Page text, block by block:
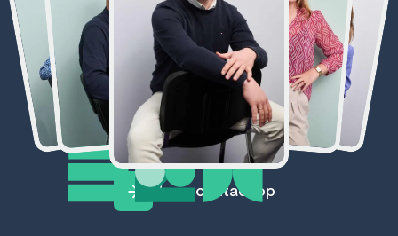
Neem contact op